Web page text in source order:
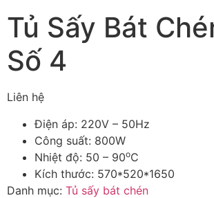
Tủ Sấy Bát
Số 4
Liên hệ
Điện áp: 220V – 50Hz
Công suất: 800W
Nhiệt độ: 50 – 90oC
Kích thước: 570*520*1650
Danh mục: Tủ sấy bát chén